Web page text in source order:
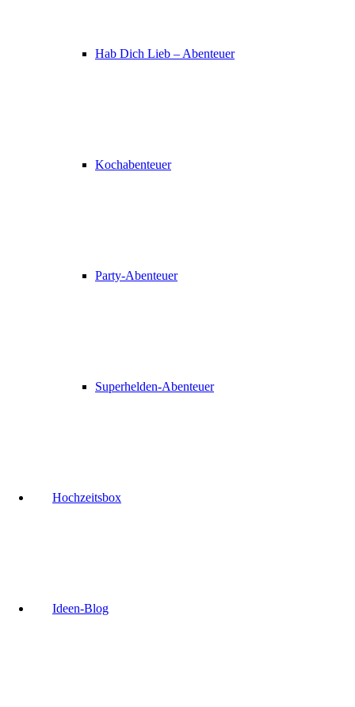
Hab Dich Lieb – Abenteuer
Kochabenteuer
Party-Abenteuer
Superhelden-Abenteuer
Hochzeitsbox
Ideen-Blog